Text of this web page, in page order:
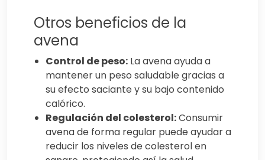
Otros beneficios de la
avena
Control de peso: La avena ayuda a
mantener un peso saludable gracias a
su efecto saciante y su bajo contenido
calórico.
Regulación del colesterol:Consumir
avena de forma regular puede ayudar a
reducir los niveles de colesterol en